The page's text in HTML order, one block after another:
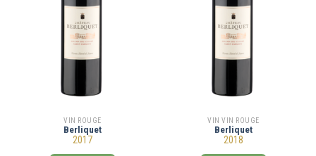
VIN ROUGE
Berliquet
2017
VIN VIN ROUGE
Berliquet
2018